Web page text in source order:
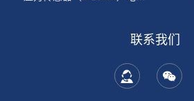
联系我们